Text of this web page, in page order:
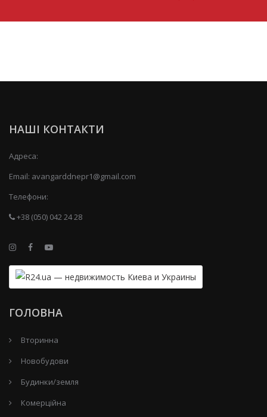
НАШІ КОНТАКТИ
Адреса:
Email: avangarddnepr1@gmail.com
Телефони:
+38 (050) 042 24 28
ГОЛОВНА
Вторинна
Новобудови
Будинки/земля
Комерційна